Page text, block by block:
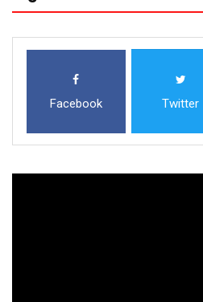
Facebook Twitter